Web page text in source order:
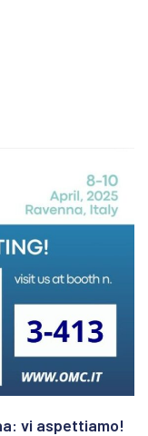
vi aspettiamo!